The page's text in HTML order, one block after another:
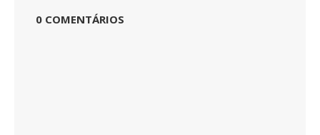
0 COMENTÁRIOS